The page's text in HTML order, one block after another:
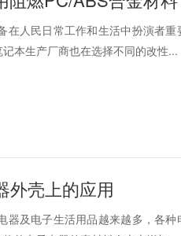
人民日常工作和生活中扮演者重
本生产厂商也在选择不同的改性...
外壳上的应用
及电子生活用品越来越多，各种